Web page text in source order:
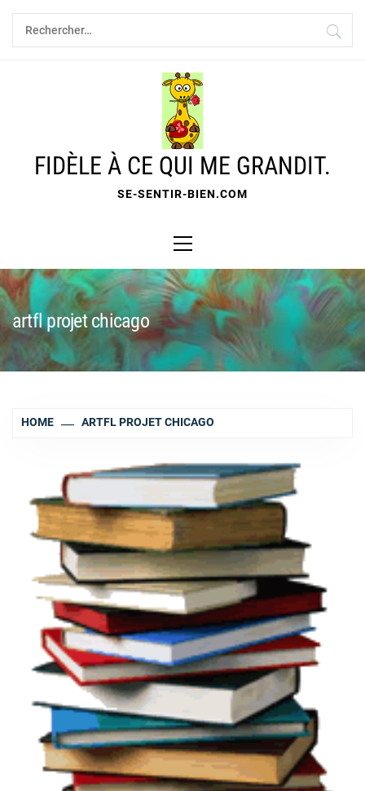
Skip
content
Rechercher :
FIDÈLE À CE QUI ME GRANDIT.
SE-SENTIR-BIEN.COM
Menu
artfl projet chicago
HOME ARTFL PROJET CHICAGO